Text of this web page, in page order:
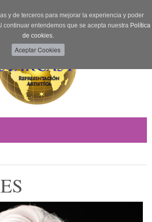
y de terceros para mejorar la experiencia y poder
continuar entendemos que se acepta nuestra Política
de cookies.